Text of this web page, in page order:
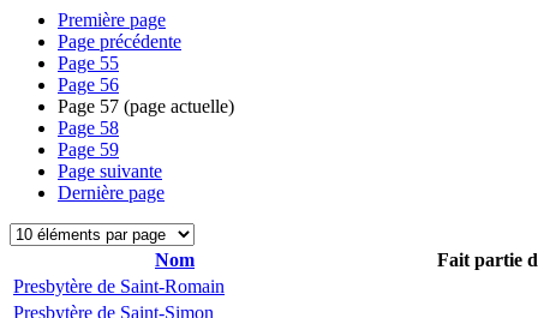
Première page
Page précédente
Page 55
Page 56
Page 57 (page actuelle)
Page 58
Page 59
Page suivante
Dernière page
Nom
Fait partie
Presbytère de Saint-Romain
Presbytère de Saint-Simon